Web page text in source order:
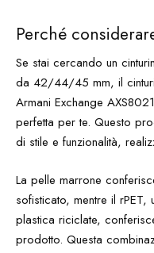
Perché
Se stai cercando un
da 42/44/45 mm, il
Armani Exchange
perfetta per te. Questo
di stile e funzionalità,
La pelle marrone
sofisticato, mentre il
plastica riciclate,
prodotto. Questa